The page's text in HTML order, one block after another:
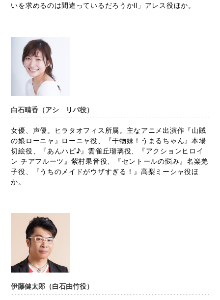
いを求めるのは間違っているだろうかⅡ」アレス役ほか。
白石晴香（アシ リパ役）
女優、声優。ヒラタオフィス所属。主なアニメ出演作『山賊
の娘ローニャ』ローニャ役、『干物妹！うまるちゃん』本場
切絵役、『あんハピ♪』雲雀丘瑠璃役、『アクションヒロイ
ン チアフルーツ』紫村果音役、『セントールの悩み』名楽羌
子役、『うちのメイドがウザすぎる！』高梨ミーシャ役ほ
か。
伊藤健太郎（白石由竹役）